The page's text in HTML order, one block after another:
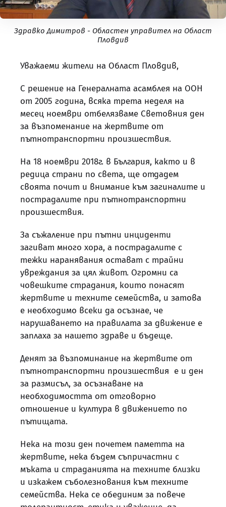
Здравко Димитров - Областен управител на Област
Пловдив
Уважаеми жители на Област Пловдив,
С решение на Генералната асамблея на ООН
от 2005 година, всяка трета неделя на
месец ноември отбелязваме Световния ден
за възпоменание на жертвите от
пътнотранспортни произшествия.
На 18 ноември 2018г. в България, както и в
редица страни по света, ще отдадем
своята почит и внимание към загиналите и
пострадалите при пътнотранспортни
произшествия.
За съжаление при пътни инциденти
загиват много хора, а пострадалите с
тежки наранявания остават с трайни
увреждания за цял живот. Огромни са
човешките страдания, които понасят
жертвите и техните семейства, и затова
е необходимо всеки да осъзнае, че
нарушаването на правилата за движение е
заплаха за нашето здраве и бъдеще.
Денят за възпоминание на жертвите от
пътнотранспортни произшествия е и ден
за размисъл, за осъзнаване на
необходимостта от отговорно
отношение и култура в движението по
пътищата.
Нека на този ден почетем паметта на
жертвите, нека бъдем съпричастни с
мъката и страданията на техните близки
и изкажем съболезнования към техните
семейства. Нека се обединим за повече